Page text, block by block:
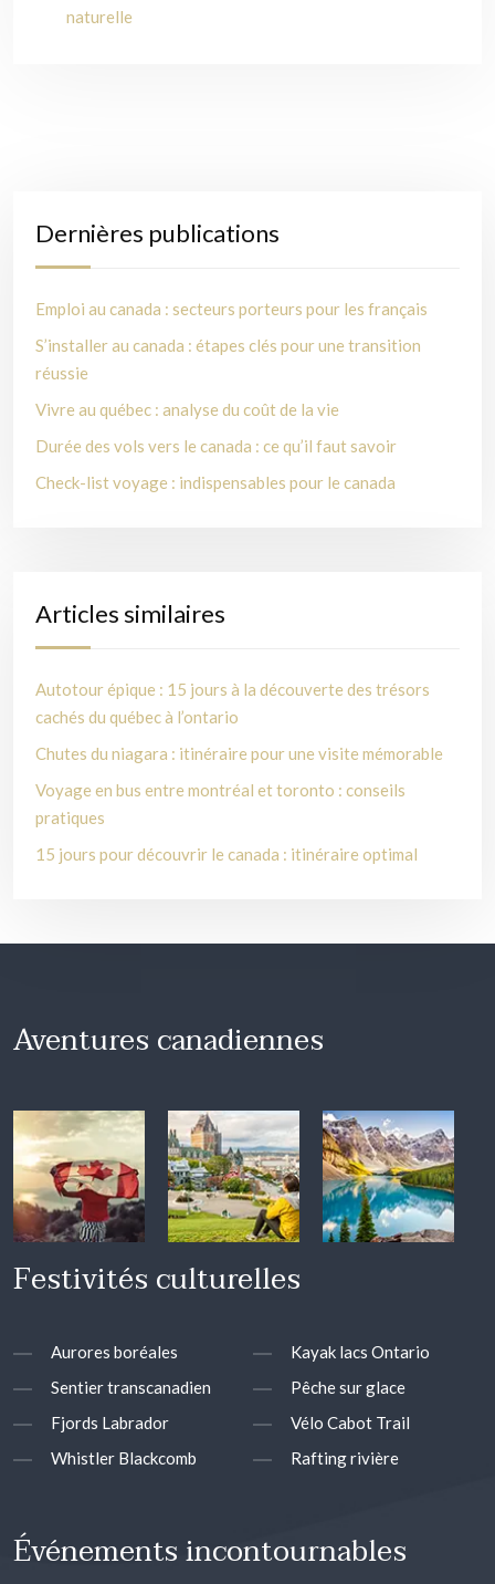
naturelle
Dernières publications
Emploi au canada : secteurs porteurs pour les français
S’installer au canada : étapes clés pour une transition
réussie
Vivre au québec : analyse du coût de la vie
Durée des vols vers le canada : ce qu’il faut savoir
Check-list voyage : indispensables pour le canada
Articles similaires
Autotour épique : 15 jours à la découverte des trésors
cachés du québec à l’ontario
Chutes du niagara : itinéraire pour une visite mémorable
Voyage en bus entre montréal et toronto : conseils
pratiques
15 jours pour découvrir le canada : itinéraire optimal
Aventures canadiennes
Festivités culturelles
Aurores boréales
Sentier transcanadien
Fjords Labrador
Whistler Blackcomb
Kayak lacs Ontario
Pêche sur glace
Vélo Cabot Trail
Rafting rivière
Événements incontournables